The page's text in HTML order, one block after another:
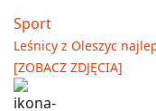
Sport
Leśnicy z Oleszyc
[ZOBACZ ZDJĘCIA]